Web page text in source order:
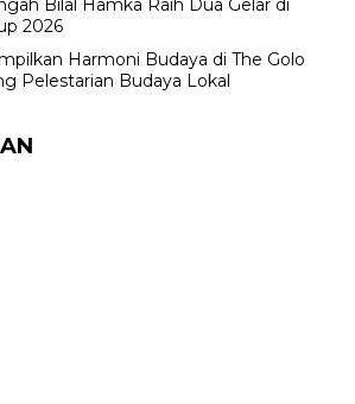
Bilal Hamka Raih Dua Gelar di
2026
Harmoni Budaya di The Golo
Pelestarian Budaya Lokal